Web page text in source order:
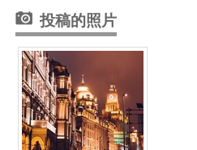
投稿的照片